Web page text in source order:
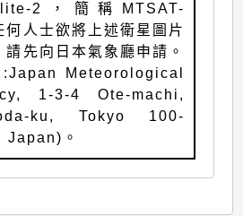
2，簡稱MTSAT-
何人士欲將上述衛星圖片
請先向日本氣象廳申請。
Meteorological
1-3-4 Ote-machi,
ku, Tokyo 100-
Japan)。